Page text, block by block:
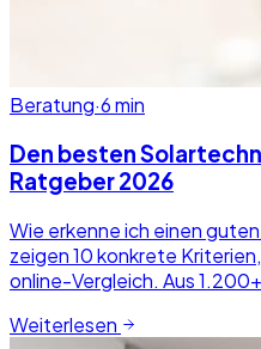
Beratung·6min
Den besten
Ratgeber 2026
Wie erkenne ich einen
zeigen 10 konkrete
online-Vergleich. Aus
Weiterlesen